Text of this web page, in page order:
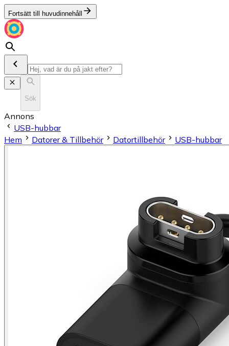
Fortsätt till huvudinnehåll
Sök
Annons
USB-hubbar
Hem
Datorer & Tillbehör Datortillbehör USB-hubbar